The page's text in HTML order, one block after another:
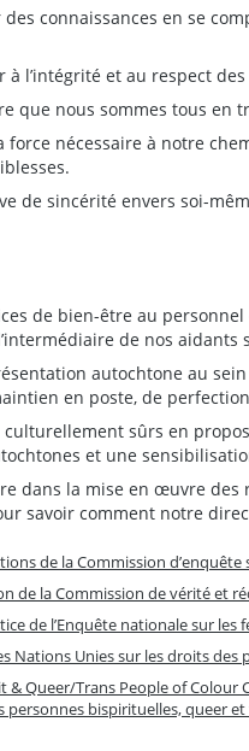
connaissances en se
à l’intégrité et au respect
que nous sommes tous en
force nécessaire à notre
de sincérité envers soi-
de bien-être au
de nos aidants
autochtone au
en poste, de
culturellement sûrs en
et une
dans la mise en œuvre
savoir comment notre
de la Commission
de la Commission de vérité et
de l’Enquête nationale sur
Nations Unies sur les droits des
& Queer/Trans People of
personnes bispirituelles, queer